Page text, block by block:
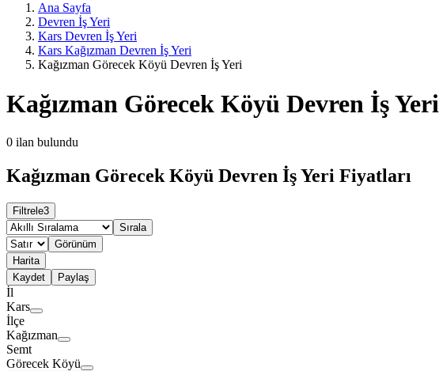
Ana Sayfa
Devren İş Yeri
Kars Devren İş Yeri
Kars Kağızman Devren İş Yeri
Kağızman Görecek Köyü Devren İş Yeri
Kağızman Görecek Köyü Devren İş Yeri
0 ilan bulundu
Kağızman Görecek Köyü Devren İş Yeri Fiyatları
Filtrele3
Sırala
Görünüm
Harita
Kaydet
Paylaş
İl
Kars
İlçe
Kağızman
Semt
Görecek Köyü